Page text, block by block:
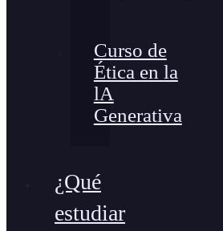
Curso de
Ética en la
lA
Generativa
¿Qué
estudiar